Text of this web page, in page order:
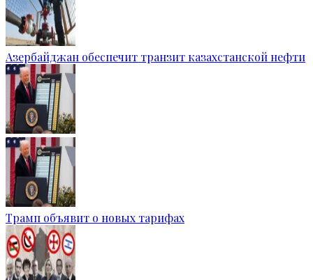
Азербайджан обеспечит транзит казахстанской нефти
Трамп объявит о новых тарифах